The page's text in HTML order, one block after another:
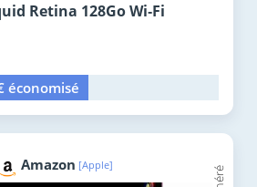
Retina 128Go Wi‑Fi
économisé
Amazon [Apple]